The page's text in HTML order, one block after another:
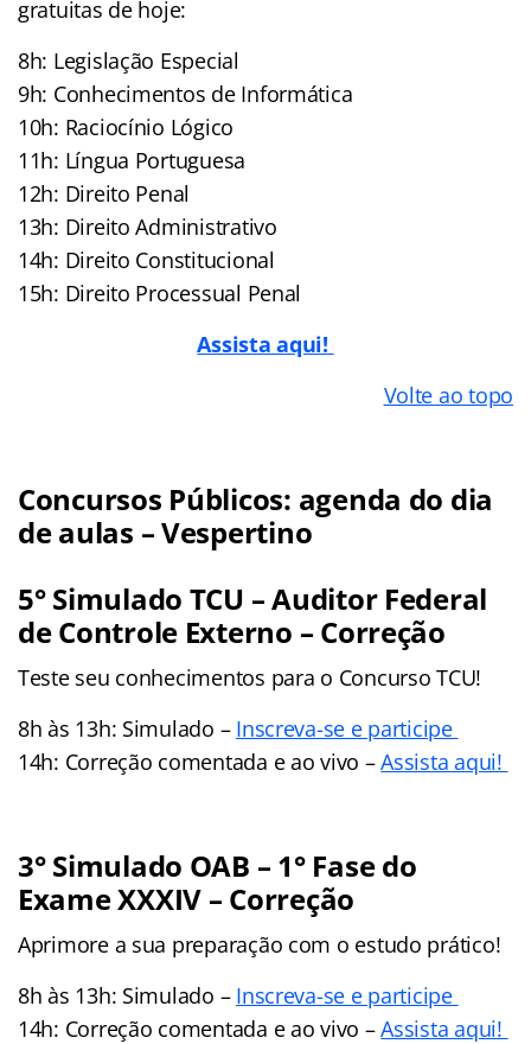
gratuitas de hoje:
8h: Legislação Especial
9h: Conhecimentos de Informática
10h: Raciocínio Lógico
11h: Língua Portuguesa
12h: Direito Penal
13h: Direito Administrativo
14h: Direito Constitucional
15h: Direito Processual Penal
Assista aqui!
Volte ao topo
Concursos Públicos: agenda do dia
de aulas – Vespertino
5° Simulado TCU – Auditor Federal
de Controle Externo – Correção
Teste seu conhecimentos para o Concurso TCU!
8h às 13h: Simulado – Inscreva-se e participe
14h: Correção comentada e ao vivo –Assista aqui!
3° Simulado OAB – 1° Fase do
Exame XXXIV – Correção
Aprimore a sua preparação com o estudo prático!
8h às 13h: Simulado – Inscreva-se e participe
14h: Correção comentada e ao vivo –Assista aqui!